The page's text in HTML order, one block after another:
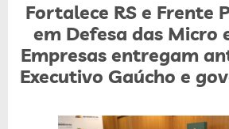
Fortalece RS e Frente
em Defesa das Micro
Empresas entregam
Executivo Gaúcho e